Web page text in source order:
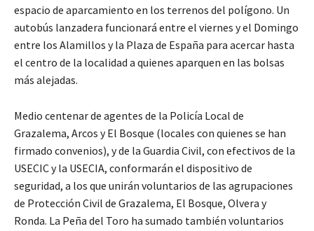
espacio de aparcamiento en los terrenos del polígono. Un
autobús lanzadera funcionará entre el viernes y el Domingo
entre los Alamillos y la Plaza de España para acercar hasta
el centro de la localidad a quienes aparquen en las bolsas
más alejadas.
Medio centenar de agentes de la Policía Local de
Grazalema, Arcos y El Bosque (locales con quienes se han
firmado convenios), y de la Guardia Civil, con efectivos de la
USECIC y la USECIA, conformarán el dispositivo de
seguridad, a los que unirán voluntarios de las agrupaciones
de Protección Civil de Grazalema, El Bosque, Olvera y
Ronda. La Peña del Toro ha sumado también voluntarios